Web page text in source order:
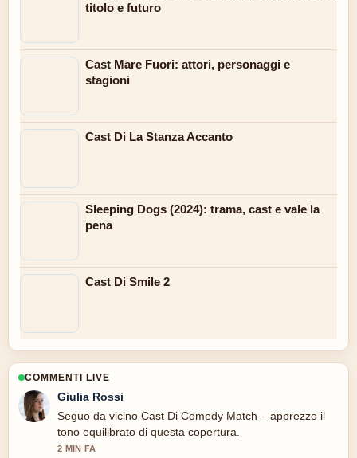
titolo e futuro
Cast Mare Fuori: attori, personaggi e
stagioni
Cast Di La Stanza Accanto
Sleeping Dogs (2024): trama, cast e vale la
pena
Cast Di Smile 2
COMMENTI LIVE
Giulia Rossi
Seguo da vicino Cast Di Comedy Match – apprezzo il
tono equilibrato di questa copertura.
2 MIN FA